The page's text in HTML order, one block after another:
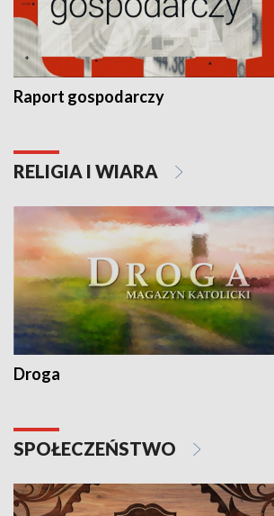
Raport gospodarczy
RELIGIA I WIARA
Droga
SPOŁECZEŃSTWO